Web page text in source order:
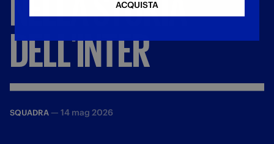
DELL'INTER
SQUADRA — 14 mag 2026
ACQUISTA